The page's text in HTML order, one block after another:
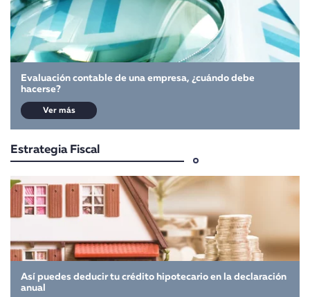
Evaluación contable de una empresa, ¿cuándo debe
hacerse?
Ver más
Estrategia Fiscal
Así puedes deducir tu crédito hipotecario en la declaración
anual